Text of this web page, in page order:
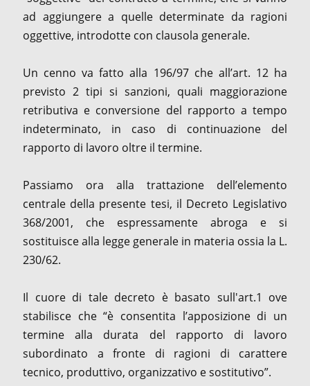
ad aggiungere a quelle determinate da ragioni
oggettive, introdotte con clausola generale.
Un cenno va fatto alla 196/97 che all’art. 12 ha
previsto 2 tipi si sanzioni, quali maggiorazione
retributiva e conversione del rapporto a tempo
indeterminato, in caso di continuazione del
rapporto di lavoro oltre il termine.
Passiamo ora alla trattazione dell’elemento
centrale della presente tesi, il Decreto Legislativo
368/2001, che espressamente abroga e si
sostituisce alla legge generale in materia ossia la L.
230/62.
Il cuore di tale decreto è basato sull'art.1 ove
stabilisce che “è consentita l’apposizione di un
termine alla durata del rapporto di lavoro
subordinato a fronte di ragioni di carattere
tecnico, produttivo, organizzativo e sostitutivo”.